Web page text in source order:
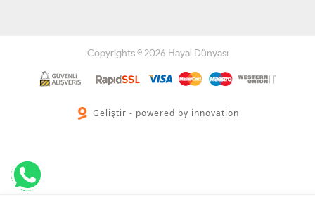
Copyrights © 2026 Hayal Dünyası
Geliştir - powered by innovation